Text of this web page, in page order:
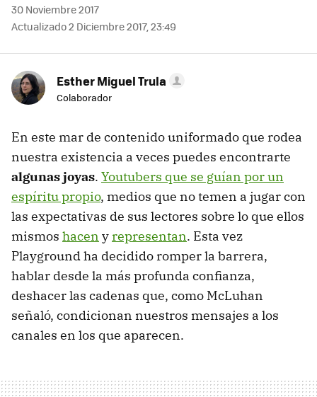
30 Noviembre 2017
Actualizado 2 Diciembre 2017, 23:49
Esther Miguel Trula
Colaborador
En este mar de contenido uniformado que rodea
nuestra existencia a veces puedes encontrarte
algunas joyas. Youtubers que se guían por un
espíritu propio, medios que no temen a jugar con
las expectativas de sus lectores sobre lo que ellos
mismos hacen yrepresentan. Esta vez
Playground ha decidido romper la barrera,
hablar desde la más profunda confianza,
deshacer las cadenas que, como McLuhan
señaló, condicionan nuestros mensajes a los
canales en los que aparecen.